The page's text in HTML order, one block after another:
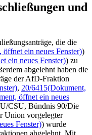
und
die die
ein neues Fenster))
ein neues Fenster)) zu
abgelehnt haben die
der AfD-Fraktion
, 20/6415(Dokument,
öffnet ein neues
CSU, Bündnis 90/Die
Union vorgelegter
Fenster)) wurde